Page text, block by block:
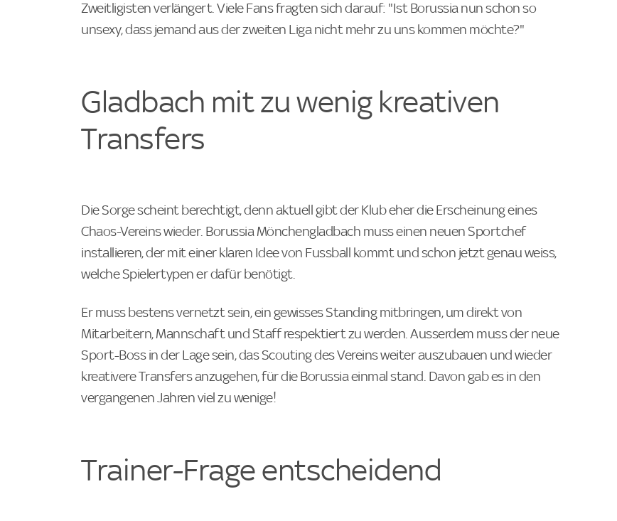
Zweitligisten verlängert. Viele Fans fragten sich darauf: "Ist Borussia nun schon so
unsexy, dass jemand aus der zweiten Liga nicht mehr zu uns kommen möchte?"
Gladbach mit zu wenig kreativen
Transfers
Die Sorge scheint berechtigt, denn aktuell gibt der Klub eher die Erscheinung eines
Chaos-Vereins wieder. Borussia Mönchengladbach muss einen neuen Sportchef
installieren, der mit einer klaren Idee von Fussball kommt und schon jetzt genau weiss,
welche Spielertypen er dafür benötigt.
Er muss bestens vernetzt sein, ein gewisses Standing mitbringen, um direkt von
Mitarbeitern, Mannschaft und Staff respektiert zu werden. Ausserdem muss der neue
Sport-Boss in der Lage sein, das Scouting des Vereins weiter auszubauen und wieder
kreativere Transfers anzugehen, für die Borussia einmal stand. Davon gab es in den
vergangenen Jahren viel zu wenige!
Trainer-Frage entscheidend